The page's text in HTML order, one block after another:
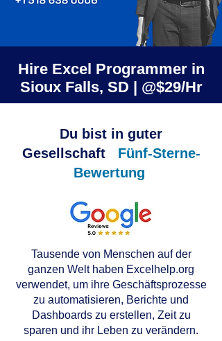
Hire Excel Programmer in
Sioux Falls, SD | @$29/Hr
Du bist in guter
Gesellschaft
Fünf-Sterne-
Bewertung
Tausende von Menschen auf der
ganzen Welt haben Excelhelp.org
verwendet, um ihre Geschäftsprozesse
zu automatisieren, Berichte und
Dashboards zu erstellen, Zeit zu
sparen und ihr Leben zu verändern.